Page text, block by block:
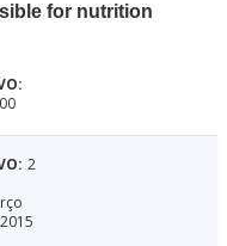
for nutrition
2